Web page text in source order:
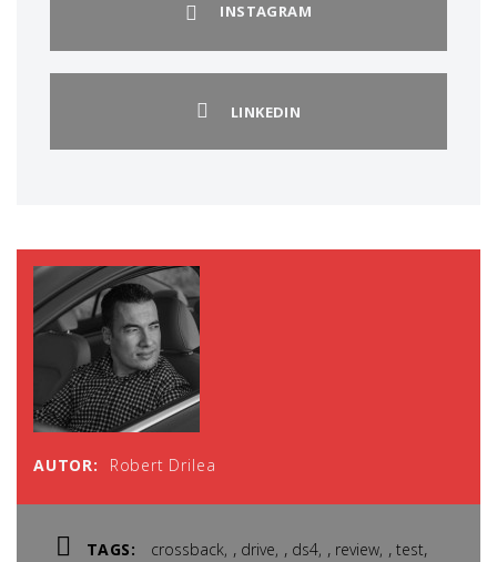
INSTAGRAM
LINKEDIN
AUTOR: Robert Drilea
TAGS: crossback , drive , ds4 , review ,test,